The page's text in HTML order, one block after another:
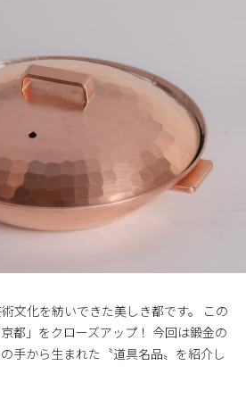
文化を紡いできた美しき都です。 この
都」をクローズアップ！ 今回は鍛金の
手から生まれた〝道具名品〟を紹介し